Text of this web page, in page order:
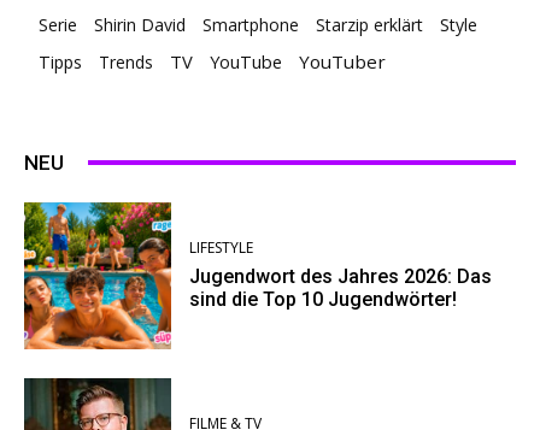
Serie
Shirin David Smartphone Starzip erklärt
Style
Tipps
Trends TV YouTube YouTuber
NEU
LIFESTYLE
Jugendwort des Jahres 2026: Das
sind die Top 10 Jugendwörter!
FILME & TV